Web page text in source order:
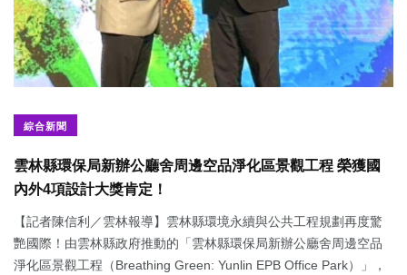
綜合新聞
雲林縣環保局新辦公廳舍周邊空品淨化區景觀工程 榮獲國
內外4項設計大獎肯定！
【記者陳信利／雲林報導】雲林縣環境永續與公共工程規劃再度驚
艷國際！由雲林縣政府推動的「雲林縣環保局新辦公廳舍周邊空品
淨化區景觀工程（Breathing Green: Yunlin EPB Office Park）」，